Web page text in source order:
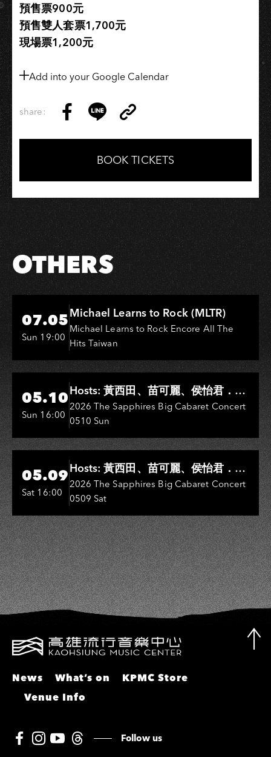
預售票900元
預售雙人套票1,700元
現場票1,200元
Add into your Google Calendar
share:
on
Facebook
on
LINE
Link
Copy
BOOK TICKETS
OTHERS
Hi-Ing Music Hall
07.05
Sun 19:00
Michael Learns to Rock (MLTR)
Michael Learns to Rock Encore All The
Hits Taiwan
Hi-Ing Music Hall
05.10
Sun 16:00
Hosts: 黃西田、苗可麗、侯怡君．
Entertainers: 葉啟田、鳥來嬤-吳
敏、王彩樺、王瑞霞、吳淑敏、施文
彬、邵大倫、曹雅雯、陳孟賢、黃露
瑤
2026 The Sapphires Big Cabaret Concert
0510 Sun
Hi-Ing Music Hall
05.09
Sat 16:00
Hosts: 黃西田、苗可麗、侯怡君．
Entertainers: 葉啟田、鳥來嬤-吳
敏、張秀卿、王彩樺、吳淑敏、施文
彬、邵大倫、曹雅雯、陳孟賢、黃露
瑤
2026 The Sapphires Big Cabaret Concert
0509 Sat
News What’s on
KPMC Store
Venue Info
Follow us